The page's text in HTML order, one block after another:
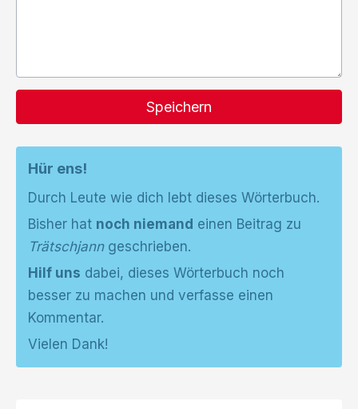
Speichern
Hür ens!
Durch Leute wie dich lebt dieses Wörterbuch.
Bisher hat noch niemand einen Beitrag zu
Trätschjanngeschrieben.
Hilf uns dabei, dieses Wörterbuch noch
besser zu machen und verfasse einen
Kommentar.
Vielen Dank!